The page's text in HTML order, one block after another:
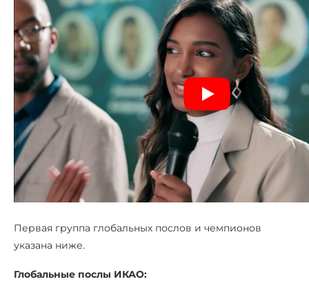
Первая группа глобальных послов и чемпионов
указана ниже.
Глобальные послы ИКАО: